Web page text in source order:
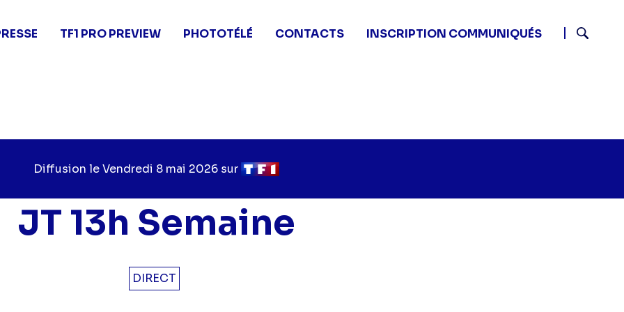
TF1 PRO PREVIEW PHOTOTÉLÉ CONTACTS
INSCRIPTION COMMUNIQUÉS
Diffusion leJour
diffusion
Vendredi 8 mai 2026surChaîne
diffusion
JT 13h Semaine
DIRECT